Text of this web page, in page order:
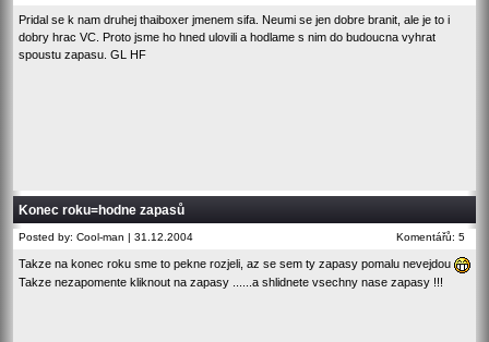
Pridal se k nam druhej thaiboxer jmenem sifa. Neumi se jen dobre branit, ale je to i
dobry hrac VC. Proto jsme ho hned ulovili a hodlame s nim do budoucna vyhrat
spoustu zapasu. GL HF
Konec roku=hodne zapasů
Posted by: Cool-man | 31.12.2004 Komentářů: 5
Takze na konec roku sme to pekne rozjeli, az se sem ty zapasy pomalu nevejdou
Takze nezapomente kliknout na zapasy ......a shlidnete vsechny nase zapasy !!!